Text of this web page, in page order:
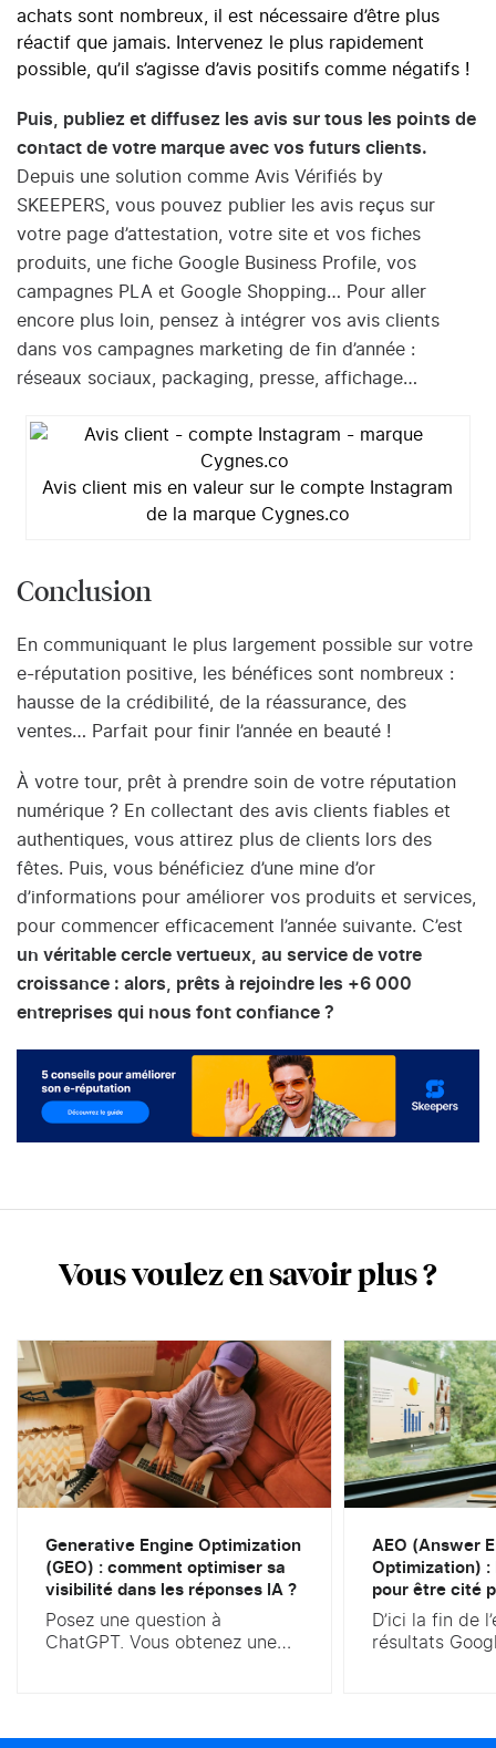
achats sont nombreux, il est nécessaire d’être plus
réactif que jamais. Intervenez le plus rapidement
possible, qu’il s’agisse d’avis positifs comme négatifs !
Puis, publiez et diffusez les avis sur tous les points de
contact de votre marque avec vos futurs clients.
Depuis une solution comme Avis Vérifiés by
SKEEPERS, vous pouvez publier les avis reçus sur
votre page d’attestation, votre site et vos fiches
produits, une fiche Google Business Profile, vos
campagnes PLA et Google Shopping… Pour aller
encore plus loin, pensez à intégrer vos avis clients
dans vos campagnes marketing de fin d’année :
réseaux sociaux, packaging, presse, affichage…
Avis client mis en valeur sur le compte Instagram
de la marque Cygnes.co
Conclusion
En communiquant le plus largement possible sur votre
e-réputation positive, les bénéfices sont nombreux :
hausse de la crédibilité, de la réassurance, des
ventes… Parfait pour finir l’année en beauté !
À votre tour, prêt à prendre soin de votre réputation
numérique ? En collectant des avis clients fiables et
authentiques, vous attirez plus de clients lors des
fêtes. Puis, vous bénéficiez d’une mine d’or
d’informations pour améliorer vos produits et services,
pour commencer efficacement l’année suivante. C’est
un véritable cercle vertueux, au service de votre
croissance : alors, prêts à rejoindre les +6 000
entreprises qui nous font confiance ?
Vous voulez en savoir plus ?
Generative Engine Optimization
(GEO) : comment optimiser sa
visibilité dans les réponses IA ?
Posez une question à
ChatGPT. Vous obtenez une
AEO (Answer
Optimization) :
pour être cité
D’ici la fin de
résultats